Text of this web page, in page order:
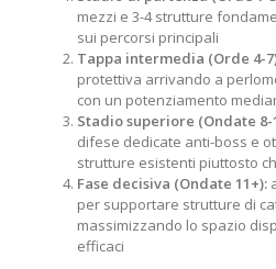
mezzi e 3-4 strutture
sui percorsi principali
Tappa intermedia (Orde 4-
protettiva arrivando a
con un potenziamento
Stadio superiore (Ondate 8-
difese dedicate anti-boss e
strutture esistenti piuttosto
Fase decisiva (Ondate 11+):
per supportare strutture di
massimizzando lo spazio
efficaci